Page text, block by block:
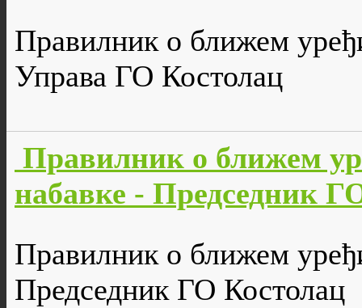
Правилник о ближем
Управа ГО Костолац
Правилник о ближем
набавке - Председник
Правилник о ближем
Председник ГО Костолац